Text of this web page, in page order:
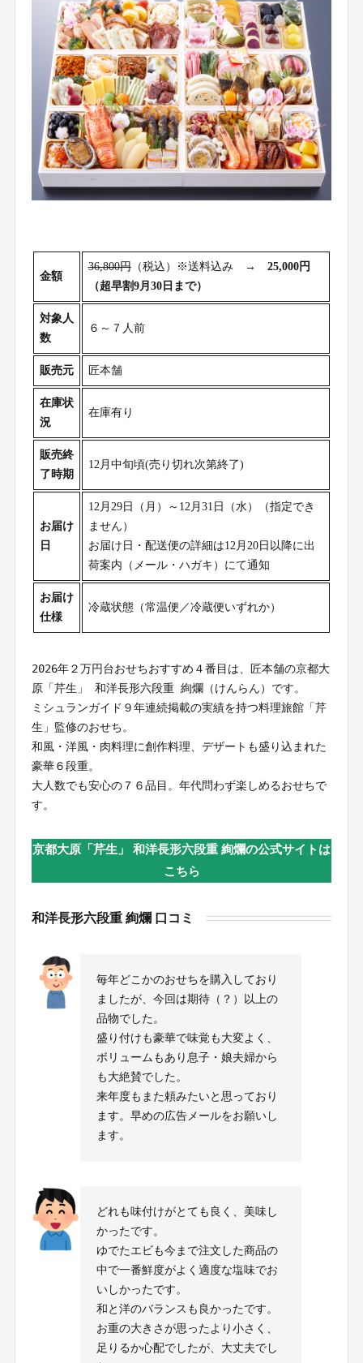
金額
36,800円（税込）※送料込み → 25,000円
（超早割9月30日まで）
対象人
数
６～７人前
販売元 匠本舗
在庫状
況
在庫有り
販売終
了時期
12月中旬頃(売り切れ次第終了)
お届け
日
12月29日（月）～12月31日（水）（指定でき
ません）
お届け日・配送便の詳細は12月20日以降に出
荷案内（メール・ハガキ）にて通知
お届け
仕様
冷蔵状態（常温便／冷蔵便いずれか）
2026年２万円台おせちおすすめ４番目は、匠本舗の京都大
原「芹生」 和洋長形六段重 絢爛（けんらん）です。
ミシュランガイド９年連続掲載の実績を持つ料理旅館「芹
生」監修のおせち。
和風・洋風・肉料理に創作料理、デザートも盛り込まれた
豪華６段重。
大人数でも安心の７６品目。年代問わず楽しめるおせちで
す。
京都大原「芹生」 和洋長形六段重 絢爛の公式サイトは
こちら
和洋長形六段重 絢爛 口コミ
毎年どこかのおせちを購入しており
ましたが、今回は期待（？）以上の
品物でした。
盛り付けも豪華で味覚も大変よく、
ボリュームもあり息子・娘夫婦から
も大絶賛でした。
来年度もまた頼みたいと思っており
ます。早めの広告メールをお願いし
ます。
どれも味付けがとても良く、美味し
かったです。
ゆでたエビも今まで注文した商品の
中で一番鮮度がよく適度な塩味でお
いしかったです。
和と洋のバランスも良かったです。
お重の大きさが思ったより小さく、
足りるか心配でしたが、大丈夫でし